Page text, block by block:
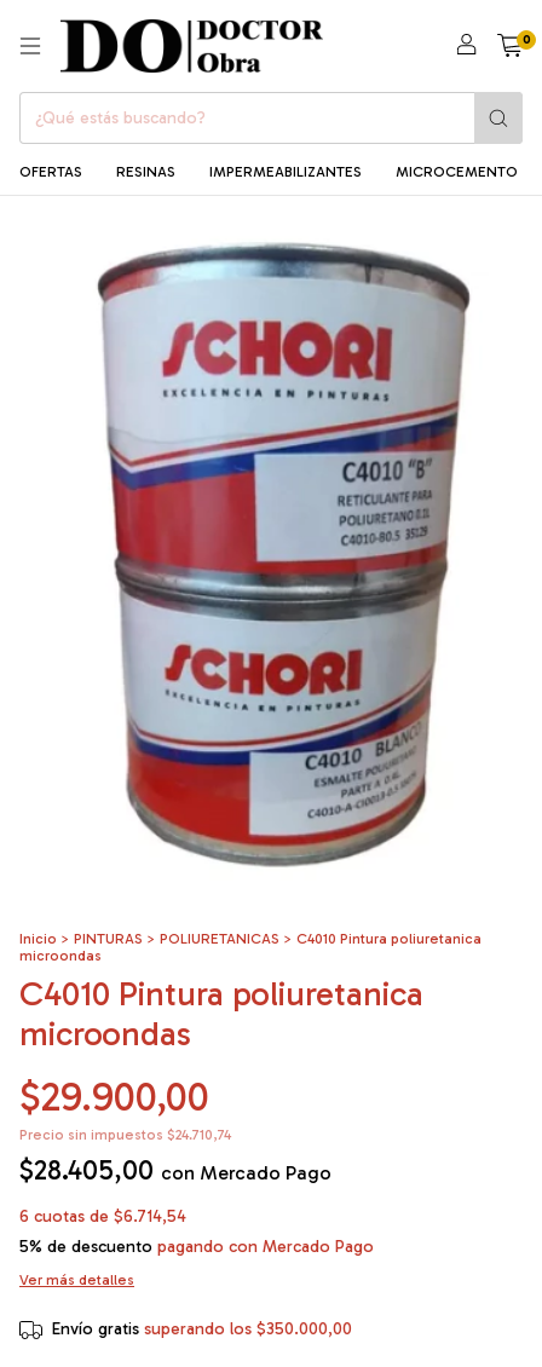
0
OFERTAS RESINAS IMPERMEABILIZANTES MICROCEMENTO
Inicio > PINTURAS > POLIURETANICAS > C4010 Pintura poliuretanica
microondas
C4010 Pintura poliuretanica
microondas
$29.900,00
Precio sin impuestos $24.710,74
$28.405,00 con Mercado Pago
6 cuotas de $6.714,54
5% de descuento pagando con Mercado Pago
Ver más detalles
Envío gratis superando los $350.000,00